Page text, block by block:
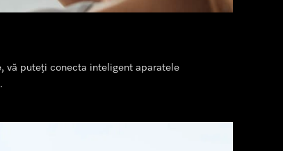
vă puteți conecta inteligent aparatele